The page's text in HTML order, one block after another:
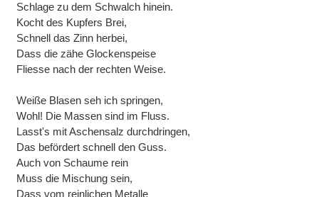
Schlage zu dem Schwalch hinein.
Kocht des Kupfers Brei,
Schnell das Zinn herbei,
Dass die zähe Glockenspeise
Fliesse nach der rechten Weise.
Weiße Blasen seh ich springen,
Wohl! Die Massen sind im Fluss.
Lasst's mit Aschensalz durchdringen,
Das befördert schnell den Guss.
Auch von Schaume rein
Muss die Mischung sein,
Dass vom reinlichen Metalle